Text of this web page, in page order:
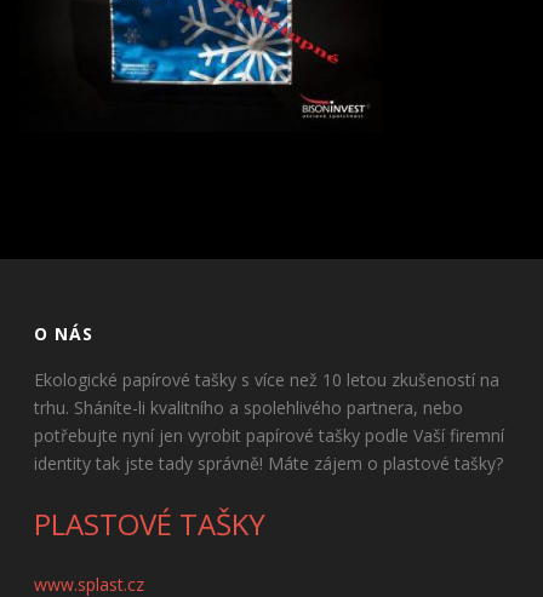
O NÁS
Ekologické papírové tašky s více než 10 letou zkušeností na
trhu. Sháníte-li kvalitního a spolehlivého partnera, nebo
potřebujte nyní jen vyrobit papírové tašky podle Vaší firemní
identity tak jste tady správně! Máte zájem o plastové tašky?
PLASTOVÉ TAŠKY
www.splast.cz